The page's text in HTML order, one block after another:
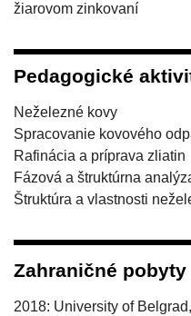
žiarovom zinkovaní
Pedagogické
Neželezné kovy
Spracovanie kovového
Rafinácia a príprava zliatin
Fázová a štruktúrna
Štruktúra a vlastnosti
Zahraničné pobyty
2018: University of